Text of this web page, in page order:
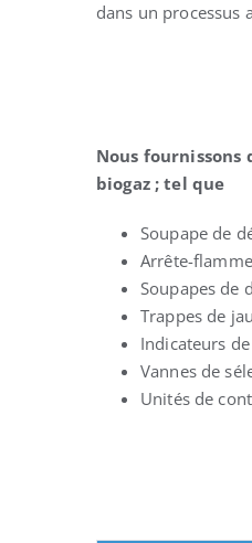
dans un processus
Nous fournissons
biogaz ; tel que
Soupape de
Arrête-
Soupapes de
Trappes de
Indicateurs
Vannes de
Unités de